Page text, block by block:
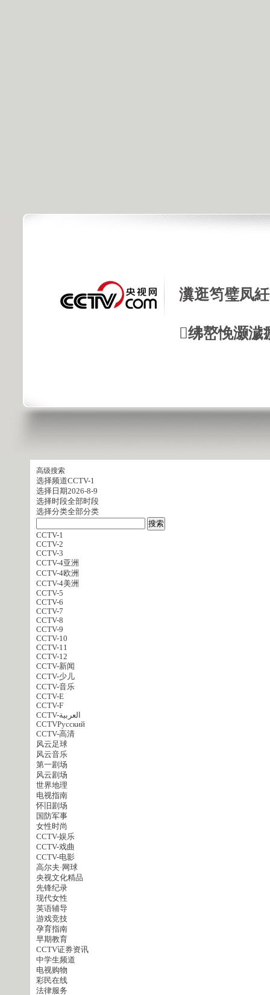
瀵逛笉璧凤
绋嶅悗灏
高级搜索
选择频道CCTV-1
选择日期2026-8-9
选择时段全部时段
选择分类全部分类
CCTV-1
CCTV-2
CCTV-3
CCTV-4亚洲
CCTV-4欧洲
CCTV-4美洲
CCTV-5
CCTV-6
CCTV-7
CCTV-8
CCTV-9
CCTV-10
CCTV-11
CCTV-12
CCTV-新闻
CCTV-少儿
CCTV-音乐
CCTV-E
CCTV-F
CCTV-العربية
CCTVPусский
CCTV-高清
风云足球
风云音乐
第一剧场
风云剧场
世界地理
电视指南
怀旧剧场
国防军事
女性时尚
CCTV-娱乐
CCTV-戏曲
CCTV-电影
高尔夫·网球
央视文化精品
先锋纪录
现代女性
英语辅导
游戏竞技
孕育指南
早期教育
CCTV证券资讯
中学生频道
电视购物
彩民在线
法律服务